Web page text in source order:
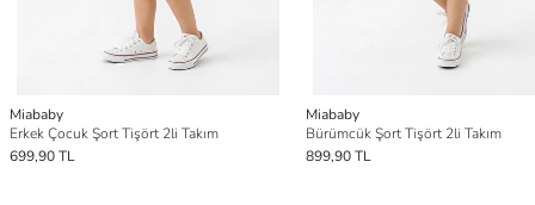
Miababy
Erkek Çocuk Şort Tişört 2li Takım
699,90 TL
Miababy
Bürümcük Şort Tişört 2li Takım
899,90 TL